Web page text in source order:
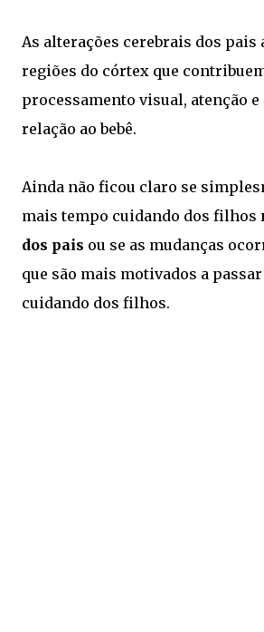
As alterações cerebrais dos pais
regiões do córtex que
processamento visual, atenção
relação ao bebê.
Ainda não ficou claro se
mais tempo cuidando dos filhos
dos pais ou se as mudanças
que são mais motivados a
cuidando dos filhos.